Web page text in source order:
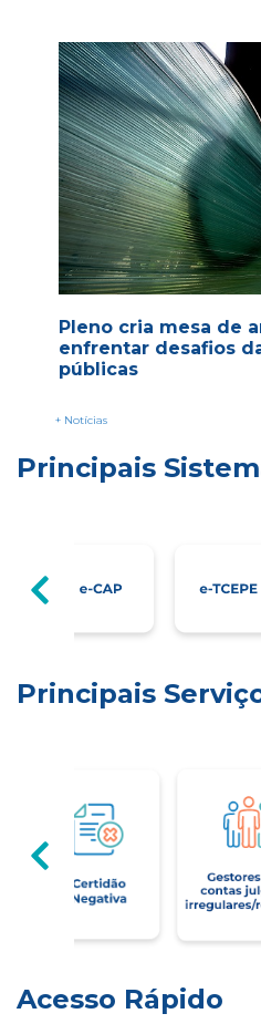
Pleno cria mesa de
enfrentar desafios
públicas
+ Notícias
Principais
Principais
Acesso Rápido